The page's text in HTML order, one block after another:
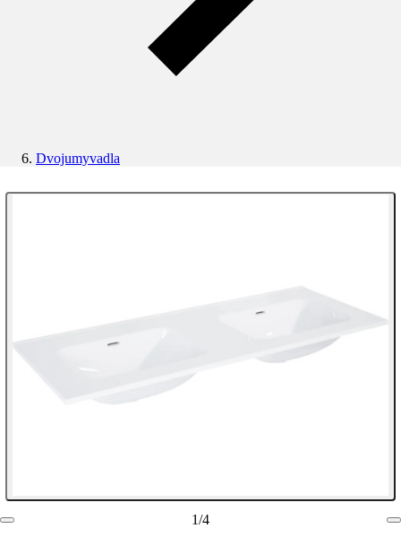
Dvojumyvadla
1/4